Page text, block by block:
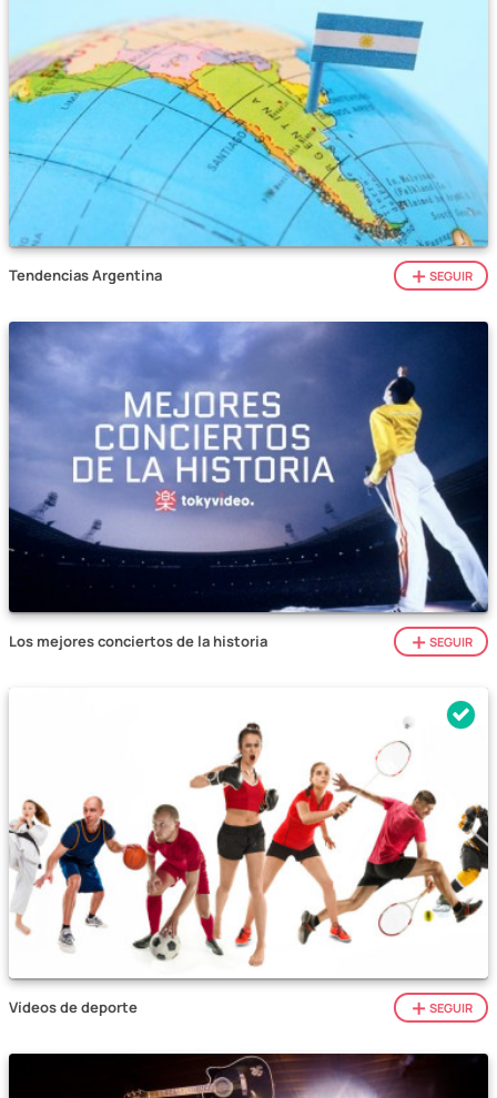
Tendencias Argentina SEGUIR
Los mejores conciertos de la historia SEGUIR
Vídeos de deporte SEGUIR